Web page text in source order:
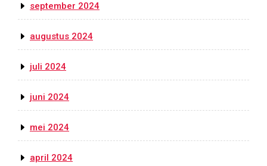
september 2024
augustus 2024
juli 2024
juni 2024
mei 2024
april 2024